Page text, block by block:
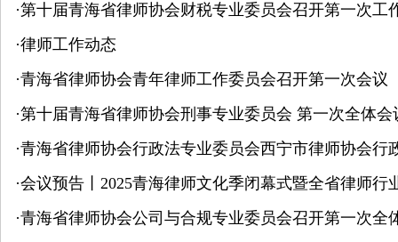
·第十届青海省律师协会财税专业委员会召开第一次工
·律师工作动态
·青海省律师协会青年律师工作委员会召开第一次会议
·第十届青海省律师协会刑事专业委员会 第一次全体会
·青海省律师协会行政法专业委员会西宁市律师协会
·会议预告丨2025青海律师文化季闭幕式暨全省律师行
·青海省律师协会公司与合规专业委员会召开第一次全